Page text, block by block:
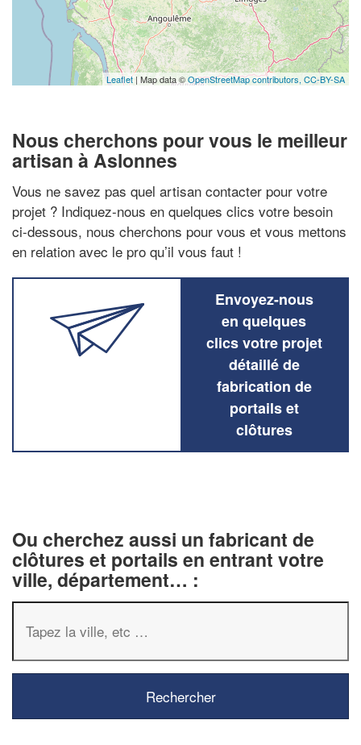
Leaflet| Map data ©OpenStreetMap contributors, CC-BY-SA
Nous cherchons pour vous le meilleur
artisan à Aslonnes
Vous ne savez pas quel artisan contacter pour votre
projet ? Indiquez-nous en quelques clics votre besoin
ci-dessous, nous cherchons pour vous et vous mettons
en relation avec le pro qu’il vous faut !
Envoyez-nous
en quelques
clics votre projet
détaillé de
fabrication de
portails et
clôtures
Ou cherchez aussi un fabricant de
clôtures et portails en entrant votre
ville, département… :